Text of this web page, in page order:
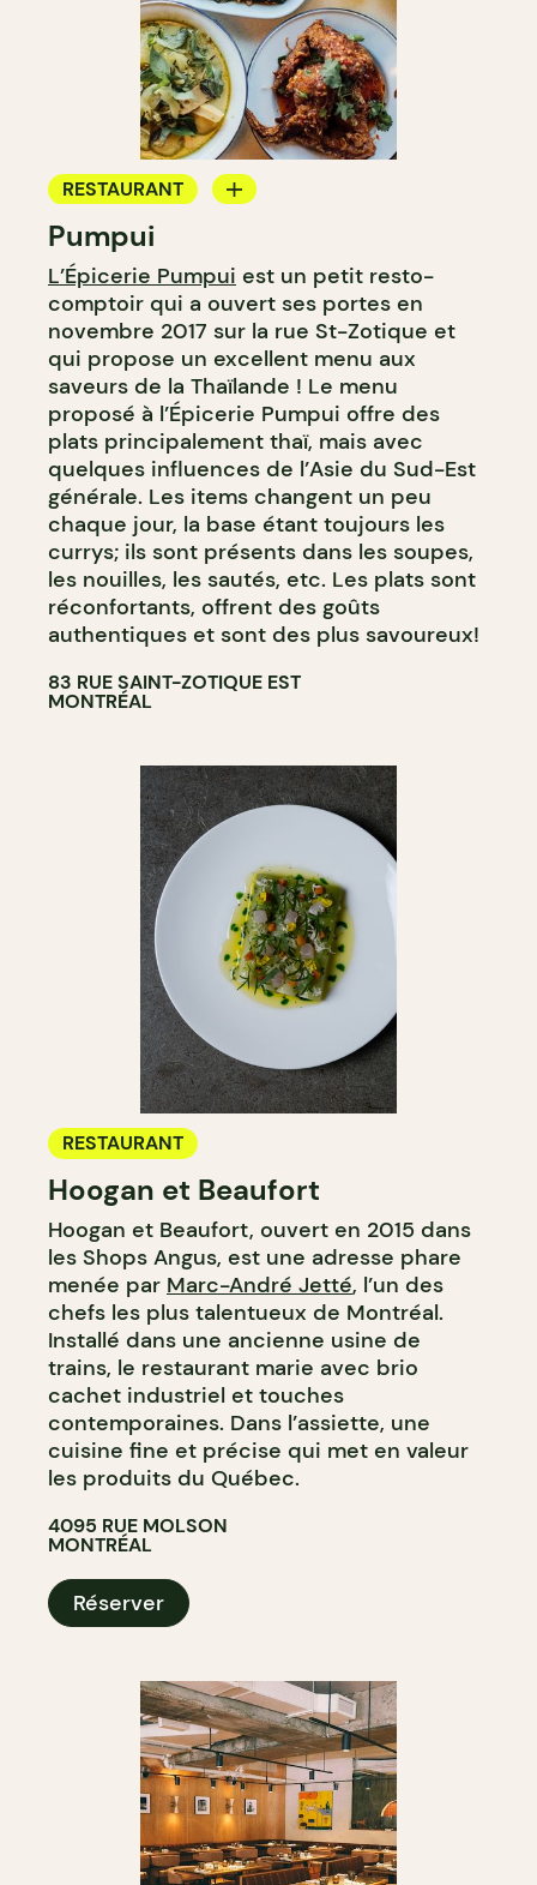
RESTAURANT
ÉPICERIE / DEP
CAVISTE
Pumpui
L’Épicerie Pumpui est un petit resto-
comptoir qui a ouvert ses portes en
novembre 2017 sur la rue St-Zotique et
qui propose un excellent menu aux
saveurs de la Thaïlande ! Le menu
proposé à l’Épicerie Pumpui offre des
plats principalement thaï, mais avec
quelques influences de l’Asie du Sud-Est
générale. Les items changent un peu
chaque jour, la base étant toujours les
currys; ils sont présents dans les soupes,
les nouilles, les sautés, etc. Les plats sont
réconfortants, offrent des goûts
authentiques et sont des plus savoureux!
83 RUE SAINT-ZOTIQUE EST
MONTRÉAL
RESTAURANT
Hoogan et Beaufort
Hoogan et Beaufort, ouvert en 2015 dans
les Shops Angus, est une adresse phare
menée par Marc-André Jetté, l’un des
chefs les plus talentueux de Montréal.
Installé dans une ancienne usine de
trains, le restaurant marie avec brio
cachet industriel et touches
contemporaines. Dans l’assiette, une
cuisine fine et précise qui met en valeur
les produits du Québec.
4095 RUE MOLSON
MONTRÉAL
Réserver